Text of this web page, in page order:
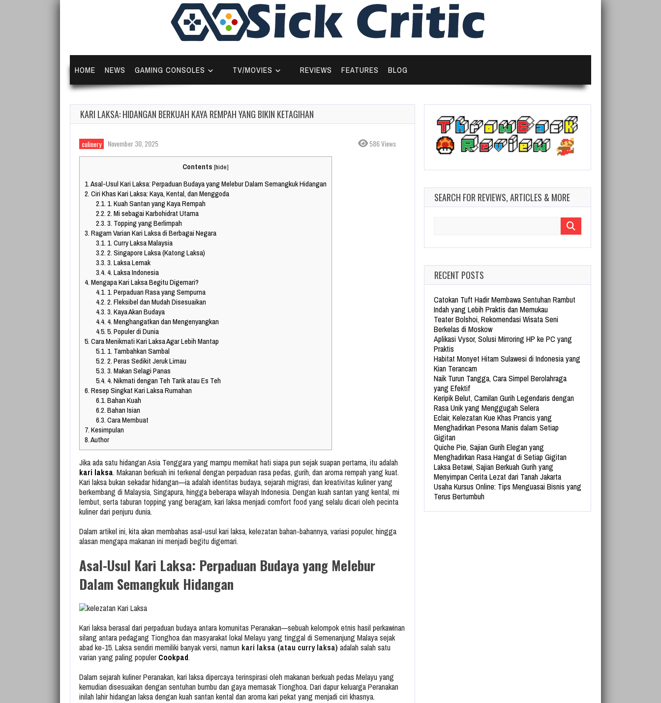
HOME NEWS GAMING CONSOLES TV/MOVIES REVIEWS FEATURES BLOG
KARI LAKSA: HIDANGAN BERKUAH KAYA REMPAH YANG BIKIN KETAGIHAN
culinery November 30, 2025 586 Views
Contents [hide]
1.Asal-Usul Kari Laksa: Perpaduan Budaya yang Melebur Dalam Semangkuk Hidangan
2.Ciri Khas Kari Laksa: Kaya, Kental, dan Menggoda
2.1. 1. Kuah Santan yang Kaya Rempah
2.2.2. Mi sebagai Karbohidrat Utama
2.3.3. Topping yang Berlimpah
3.Ragam Varian Kari Laksa di Berbagai Negara
3.1. 1. Curry Laksa Malaysia
3.2.2. Singapore Laksa (Katong Laksa)
3.3.3. Laksa Lemak
3.4. 4. Laksa Indonesia
4.Mengapa Kari Laksa Begitu Digemari?
4.1. 1. Perpaduan Rasa yang Sempurna
4.2.2. Fleksibel dan Mudah Disesuaikan
4.3.3. Kaya Akan Budaya
4.4. 4. Menghangatkan dan Mengenyangkan
4.5.5. Populer di Dunia
5.Cara Menikmati Kari Laksa Agar Lebih Mantap
5.1. 1. Tambahkan Sambal
5.2.2. Peras Sedikit Jeruk Limau
5.3.3. Makan Selagi Panas
5.4. 4. Nikmati dengan Teh Tarik atau Es Teh
6.Resep Singkat Kari Laksa Rumahan
6.1.Bahan Kuah
6.2.Bahan Isian
6.3.Cara Membuat
7.Kesimpulan
8.Author
Jika ada satu hidangan Asia Tenggara yang mampu memikat hati siapa pun sejak suapan pertama, itu adalah
kari laksa. Makanan berkuah ini terkenal dengan perpaduan rasa pedas, gurih, dan aroma rempah yang kuat.
Kari laksa bukan sekadar hidangan—ia adalah identitas budaya, sejarah migrasi, dan kreativitas kuliner yang
berkembang di Malaysia, Singapura, hingga beberapa wilayah Indonesia. Dengan kuah santan yang kental, mi
lembut, serta taburan topping yang beragam, kari laksa menjadi comfort food yang selalu dicari oleh pecinta
kuliner dari penjuru dunia.
Dalam artikel ini, kita akan membahas asal-usul kari laksa, kelezatan bahan-bahannya, variasi populer, hingga
alasan mengapa makanan ini menjadi begitu digemari.
Asal-Usul Kari Laksa: Perpaduan Budaya yang Melebur
Dalam Semangkuk Hidangan
Kari laksa berasal dari perpaduan budaya antara komunitas Peranakan—sebuah kelompok etnis hasil perkawinan
silang antara pedagang Tionghoa dan masyarakat lokal Melayu yang tinggal di Semenanjung Malaya sejak
abad ke-15. Laksa sendiri memiliki banyak versi, namun kari laksa (atau curry laksa) adalah salah satu
varian yang paling populer Cookpad.
Dalam sejarah kuliner Peranakan, kari laksa dipercaya terinspirasi oleh makanan berkuah pedas Melayu yang
kemudian disesuaikan dengan sentuhan bumbu dan gaya memasak Tionghoa. Dari dapur keluarga Peranakan
inilah lahir hidangan laksa dengan kuah santan kental dan aroma kari pekat yang menjadi ciri khasnya.
SEARCH FOR REVIEWS, ARTICLES & MORE
RECENT POSTS
Catokan Tuft Hadir Membawa Sentuhan Rambut
Indah yang Lebih Praktis dan Memukau
Teater Bolshoi, Rekomendasi Wisata Seni
Berkelas di Moskow
Aplikasi Vysor, Solusi Mirroring HP ke PC yang
Praktis
Habitat Monyet Hitam Sulawesi di Indonesia yang
Kian Terancam
Naik Turun Tangga, Cara Simpel Berolahraga
yang Efektif
Keripik Belut, Camilan Gurih Legendaris dengan
Rasa Unik yang Menggugah Selera
Eclair, Kelezatan Kue Khas Prancis yang
Menghadirkan Pesona Manis dalam Setiap
Gigitan
Quiche Pie, Sajian Gurih Elegan yang
Menghadirkan Rasa Hangat di Setiap Gigitan
Laksa Betawi, Sajian Berkuah Gurih yang
Menyimpan Cerita Lezat dari Tanah Jakarta
Usaha Kursus Online: Tips Menguasai Bisnis yang
Terus Bertumbuh